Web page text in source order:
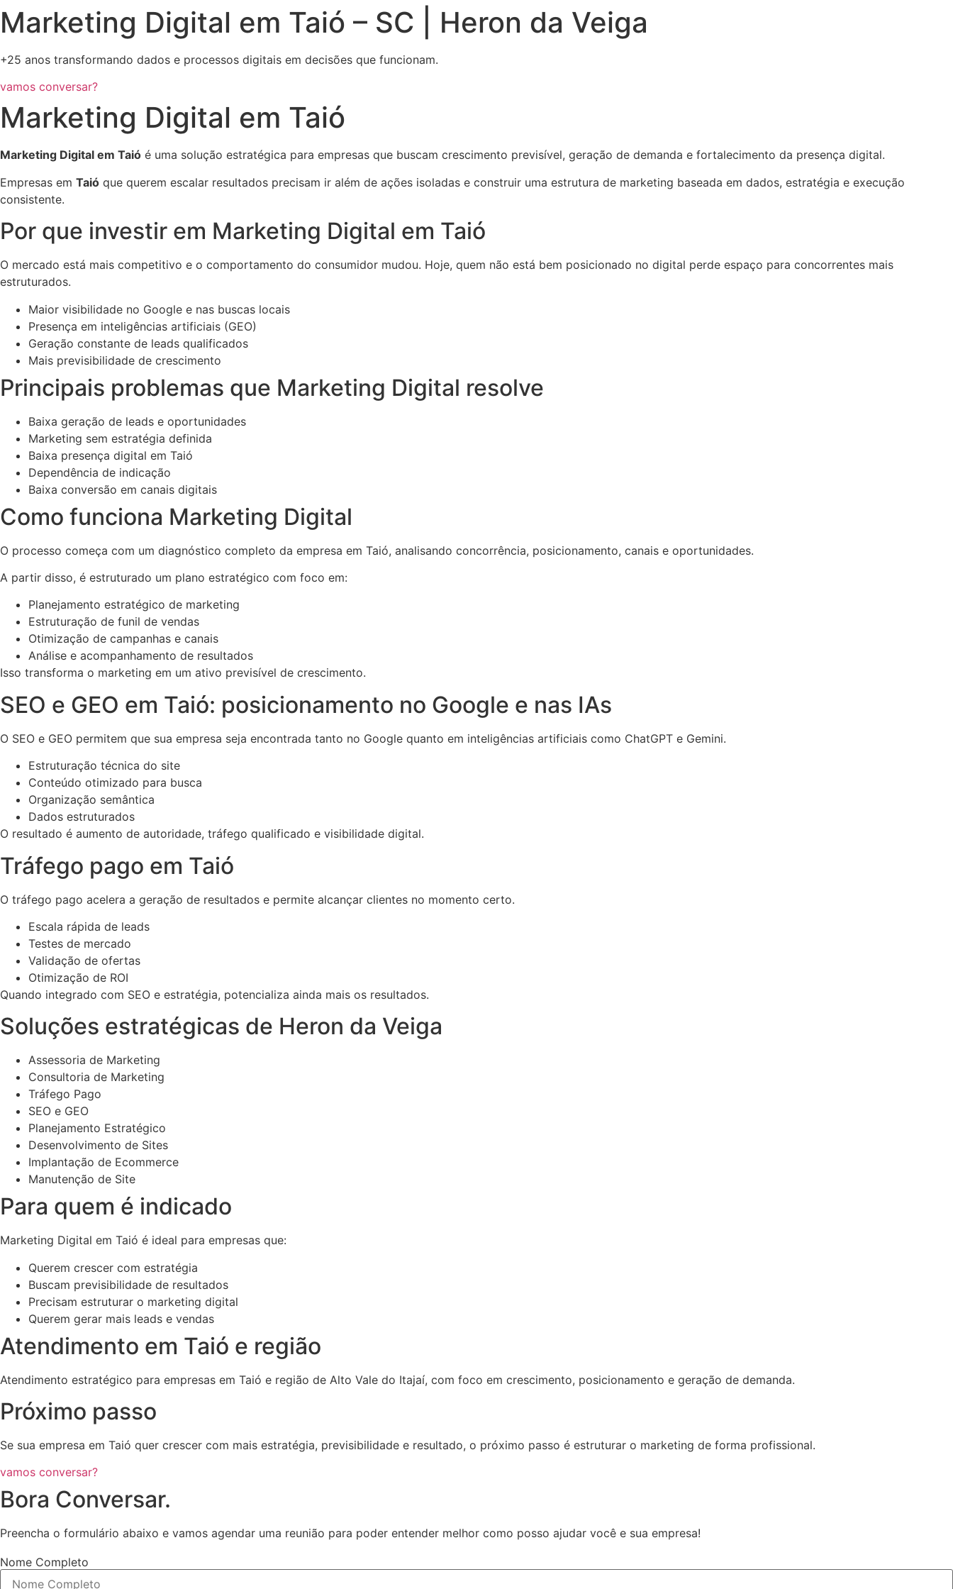
Marketing Digital em Taió – SC | Heron da Veiga
+25 anos transformando dados e processos digitais em decisões que funcionam.
vamos conversar?
Marketing Digital em Taió
Marketing Digital em Taió é uma solução estratégica para empresas que buscam crescimento previsível, geração de demanda e fortalecimento da presença digital.
Empresas em Taió que querem escalar resultados precisam ir além de ações isoladas e construir uma estrutura de marketing baseada em dados, estratégia e execução
consistente.
Por que investir em Marketing Digital em Taió
O mercado está mais competitivo e o comportamento do consumidor mudou. Hoje, quem não está bem posicionado no digital perde espaço para concorrentes mais
estruturados.
Maior visibilidade no Google e nas buscas locais
Presença em inteligências artificiais (GEO)
Geração constante de leads qualificados
Mais previsibilidade de crescimento
Principais problemas que Marketing Digital resolve
Baixa geração de leads e oportunidades
Marketing sem estratégia definida
Baixa presença digital em Taió
Dependência de indicação
Baixa conversão em canais digitais
Como funciona Marketing Digital
O processo começa com um diagnóstico completo da empresa em Taió, analisando concorrência, posicionamento, canais e oportunidades.
A partir disso, é estruturado um plano estratégico com foco em:
Planejamento estratégico de marketing
Estruturação de funil de vendas
Otimização de campanhas e canais
Análise e acompanhamento de resultados
Isso transforma o marketing em um ativo previsível de crescimento.
SEO e GEO em Taió: posicionamento no Google e nas IAs
O SEO e GEO permitem que sua empresa seja encontrada tanto no Google quanto em inteligências artificiais como ChatGPT e Gemini.
Estruturação técnica do site
Conteúdo otimizado para busca
Organização semântica
Dados estruturados
O resultado é aumento de autoridade, tráfego qualificado e visibilidade digital.
Tráfego pago em Taió
O tráfego pago acelera a geração de resultados e permite alcançar clientes no momento certo.
Escala rápida de leads
Testes de mercado
Validação de ofertas
Otimização de ROI
Quando integrado com SEO e estratégia, potencializa ainda mais os resultados.
Soluções estratégicas de Heron da Veiga
Assessoria de Marketing
Consultoria de Marketing
Tráfego Pago
SEO e GEO
Planejamento Estratégico
Desenvolvimento de Sites
Implantação de Ecommerce
Manutenção de Site
Para quem é indicado
Marketing Digital em Taió é ideal para empresas que:
Querem crescer com estratégia
Buscam previsibilidade de resultados
Precisam estruturar o marketing digital
Querem gerar mais leads e vendas
Atendimento em Taió e região
Atendimento estratégico para empresas em Taió e região de Alto Vale do Itajaí, com foco em crescimento, posicionamento e geração de demanda.
Próximo passo
Se sua empresa em Taió quer crescer com mais estratégia, previsibilidade e resultado, o próximo passo é estruturar o marketing de forma profissional.
vamos conversar?
Bora Conversar.
Preencha o formulário abaixo e vamos agendar uma reunião para poder entender melhor como posso ajudar você e sua empresa!
Nome Completo